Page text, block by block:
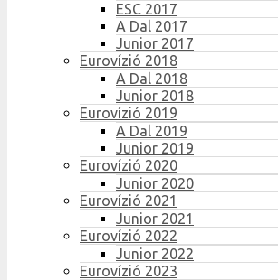
ESC 2017
A Dal 2017
Junior 2017
Eurovízió 2018
A Dal 2018
Junior 2018
Eurovízió 2019
A Dal 2019
Junior 2019
Eurovízió 2020
Junior 2020
Eurovízió 2021
Junior 2021
Eurovízió 2022
Junior 2022
Eurovízió 2023